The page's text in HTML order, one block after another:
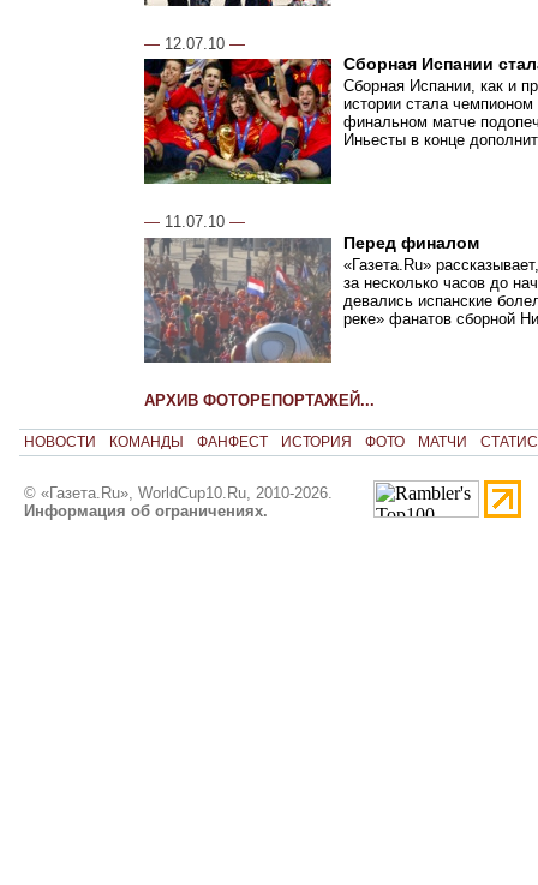
— 12.07.10 —
Сборная Испании
Сборная Испании, как и
истории стала
финальном матче
Иньесты в конце
— 11.07.10 —
Перед финалом
«Газета.Ru»
за несколько часов до
девались испанские
реке» фанатов сборной
АРХИВ ФОТОРЕПОРТАЖЕЙ...
НОВОСТИ КОМАНДЫ ФАНФЕСТ ИСТОРИЯ ФОТО МАТЧИ
© «Газета.Ru», WorldCup10.Ru, 2010-2026.
Информация об ограничениях.